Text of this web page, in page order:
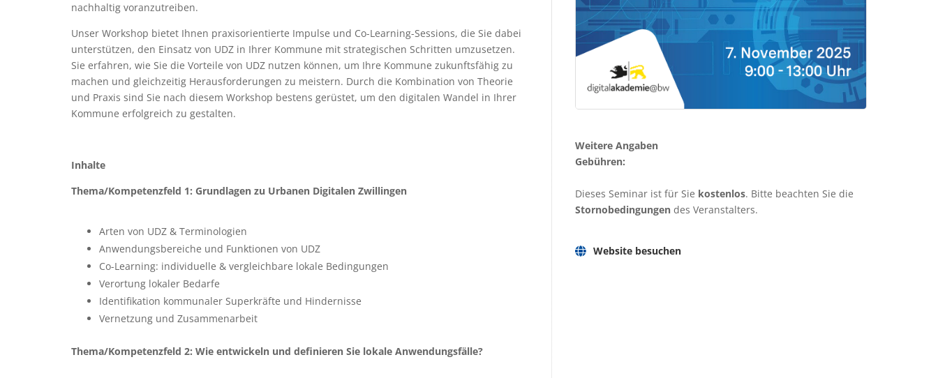
nachhaltig voranzutreiben.
Unser Workshop bietet Ihnen praxisorientierte Impulse und Co-Learning-Sessions, die Sie dabei
unterstützen, den Einsatz von UDZ in Ihrer Kommune mit strategischen Schritten umzusetzen.
Sie erfahren, wie Sie die Vorteile von UDZ nutzen können, um Ihre Kommune zukunftsfähig zu
machen und gleichzeitig Herausforderungen zu meistern. Durch die Kombination von Theorie
und Praxis sind Sie nach diesem Workshop bestens gerüstet, um den digitalen Wandel in Ihrer
Kommune erfolgreich zu gestalten.
Inhalte
Thema/Kompetenzfeld 1: Grundlagen zu Urbanen Digitalen Zwillingen
Arten von UDZ & Terminologien
Anwendungsbereiche und Funktionen von UDZ
Co-Learning: individuelle & vergleichbare lokale Bedingungen
Verortung lokaler Bedarfe
Identifikation kommunaler Superkräfte und Hindernisse
Vernetzung und Zusammenarbeit
Thema/Kompetenzfeld 2: Wie entwickeln und definieren Sie lokale Anwendungsfälle?
Weitere Angaben
Gebühren:
Dieses Seminar ist für Sie kostenlos. Bitte beachten Sie die
Stornobedingungendes Veranstalters.
Website besuchen